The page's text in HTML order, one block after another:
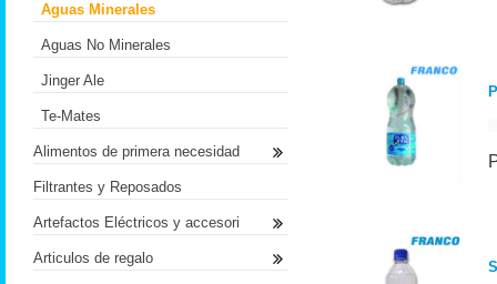
Aguas Minerales
Aguas No Minerales
Jinger Ale
Te-Mates
Alimentos de primera necesidad
Filtrantes y Reposados
Artefactos Eléctricos y accesori
Articulos de regalo